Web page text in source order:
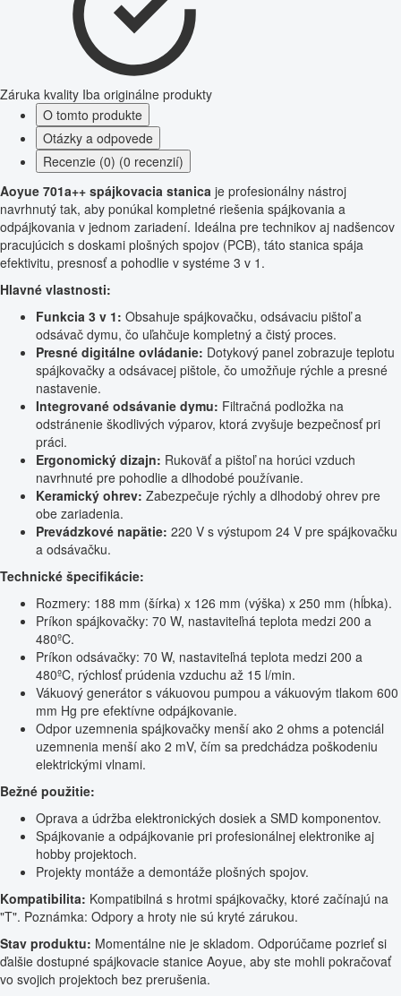
Záruka kvality Iba originálne produkty
O tomto produkte
Otázky a odpovede
Recenzie (0) (0 recenzií)
Aoyue 701a++ spájkovacia stanica je profesionálny nástroj
navrhnutý tak, aby ponúkal kompletné riešenia spájkovania a
odpájkovania v jednom zariadení. Ideálna pre technikov aj nadšencov
pracujúcich s doskami plošných spojov (PCB), táto stanica spája
efektivitu, presnosť a pohodlie v systéme 3 v 1.
Hlavné vlastnosti:
Funkcia 3 v 1: Obsahuje spájkovačku, odsávaciu pištoľ a
odsávač dymu, čo uľahčuje kompletný a čistý proces.
Presné digitálne ovládanie: Dotykový panel zobrazuje teplotu
spájkovačky a odsávacej pištole, čo umožňuje rýchle a presné
nastavenie.
Integrované odsávanie dymu: Filtračná podložka na
odstránenie škodlivých výparov, ktorá zvyšuje bezpečnosť pri
práci.
Ergonomický dizajn: Rukoväť a pištoľ na horúci vzduch
navrhnuté pre pohodlie a dlhodobé používanie.
Keramický ohrev: Zabezpečuje rýchly a dlhodobý ohrev pre
obe zariadenia.
Prevádzkové napätie: 220 V s výstupom 24 V pre spájkovačku
a odsávačku.
Technické špecifikácie:
Rozmery: 188 mm (šírka) x 126 mm (výška) x 250 mm (hĺbka).
Príkon spájkovačky: 70 W, nastaviteľná teplota medzi 200 a
480ºC.
Príkon odsávačky: 70 W, nastaviteľná teplota medzi 200 a
480ºC, rýchlosť prúdenia vzduchu až 15 l/min.
Vákuový generátor s vákuovou pumpou a vákuovým tlakom 600
mm Hg pre efektívne odpájkovanie.
Odpor uzemnenia spájkovačky menší ako 2 ohms a potenciál
uzemnenia menší ako 2 mV, čím sa predchádza poškodeniu
elektrickými vlnami.
Bežné použitie:
Oprava a údržba elektronických dosiek a SMD komponentov.
Spájkovanie a odpájkovanie pri profesionálnej elektronike aj
hobby projektoch.
Projekty montáže a demontáže plošných spojov.
Kompatibilita: Kompatibilná s hrotmi spájkovačky, ktoré začínajú na
"T". Poznámka: Odpory a hroty nie sú kryté zárukou.
Stav produktu: Momentálne nie je skladom. Odporúčame pozrieť si
ďalšie dostupné spájkovacie stanice Aoyue, aby ste mohli pokračovať
vo svojich projektoch bez prerušenia.